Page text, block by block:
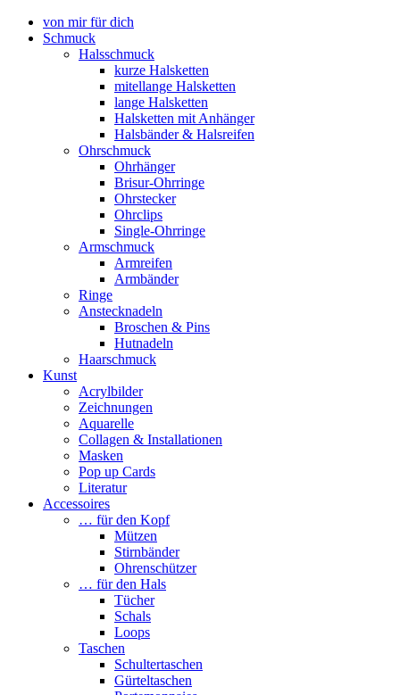
von mir für dich
Schmuck
Halsschmuck
kurze Halsketten
mitellange Halsketten
lange Halsketten
Halsketten mit Anhänger
Halsbänder & Halsreifen
Ohrschmuck
Ohrhänger
Brisur-Ohrringe
Ohrstecker
Ohrclips
Single-Ohrringe
Armschmuck
Armreifen
Armbänder
Ringe
Anstecknadeln
Broschen & Pins
Hutnadeln
Haarschmuck
Kunst
Acrylbilder
Zeichnungen
Aquarelle
Collagen & Installationen
Masken
Pop up Cards
Literatur
Accessoires
… für den Kopf
Mützen
Stirnbänder
Ohrenschützer
… für den Hals
Tücher
Schals
Loops
Taschen
Schultertaschen
Gürteltaschen